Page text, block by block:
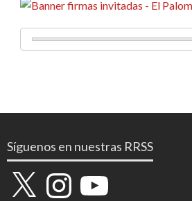
Síguenos en nuestras RRSS
X InstagramYouTube